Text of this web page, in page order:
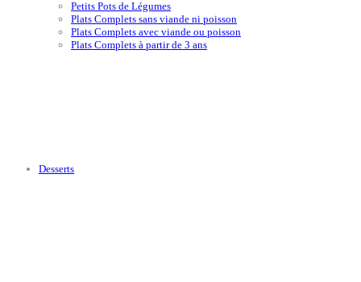
Petits Pots de Légumes
Plats Complets sans viande ni poisson
Plats Complets avec viande ou poisson
Plats Complets à partir de 3 ans
Desserts